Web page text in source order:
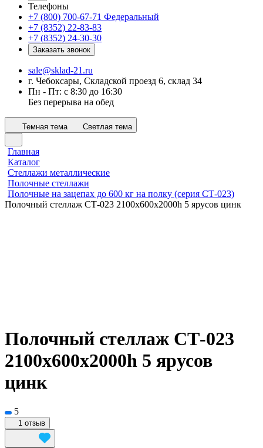
Телефоны
+7 (800) 700-67-71 Федеральный
+7 (8352) 22-83-83
+7 (8352) 24-30-30
Заказать звонок
sale@sklad-21.ru
г. Чебоксары, Складской проезд 6, склад 34
Пн - Пт: с 8:30 до 16:30
Без перерыва на обед
Темная тема Светлая тема
Главная
Каталог
Стеллажи металлические
Полочные стеллажи
Полочные на зацепах до 600 кг на полку (серия СТ-023)
Полочный стеллаж СТ-023 2100x600х2000h 5 ярусов цинк
Полочный стеллаж СТ-023
2100x600х2000h 5 ярусов
цинк
5
1 отзыв